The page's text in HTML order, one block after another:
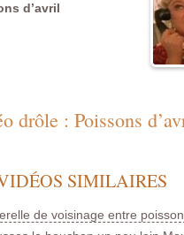
d’avril
drôle : Poissons
SIMILAIRES
de voisinage entre